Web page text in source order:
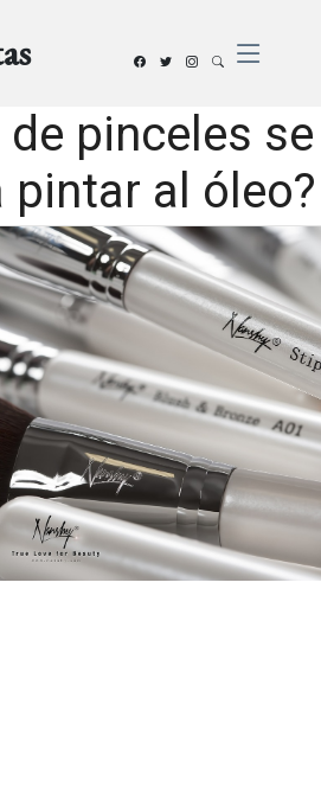
pinceles se
pintar al óleo?